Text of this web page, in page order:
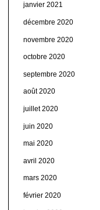
janvier 2021
décembre 2020
novembre 2020
octobre 2020
septembre 2020
août 2020
juillet 2020
juin 2020
mai 2020
avril 2020
mars 2020
février 2020